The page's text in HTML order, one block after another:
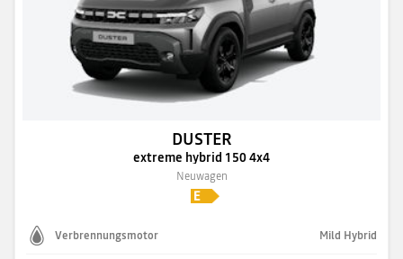
DUSTER
extreme hybrid 150 4x4
Neuwagen
Verbrennungsmotor Mild Hybrid